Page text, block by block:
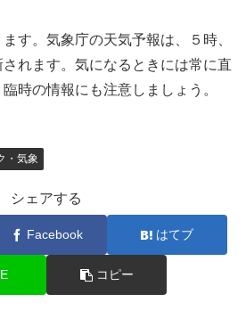
す。気象庁の天気予報は、５時、
れます。気になるときには常に直
時の情報にも注意しましょう。
・気象
シェアする
Facebook はてブ
コピー